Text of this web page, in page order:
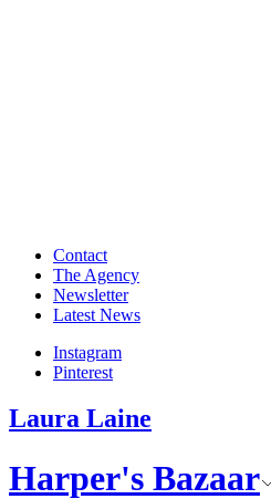
Contact
The Agency
Newsletter
Latest News
Instagram
Pinterest
Laura Laine
Harper's Bazaar